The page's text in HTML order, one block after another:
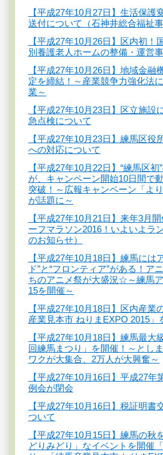
【平成27年10月27日】生活保護
送付について（石神井総合福祉事
【平成27年10月26日】区内初！
別養護老人ホームの整備・運営
【平成27年10月26日】地域金融
定を締結！～産業競争力強化法
業～
【平成27年10月23日】区立施設
急点検について
【平成27年10月23日】練馬区役
への対応について
【平成27年10月22日】“練馬区
が、キャンペーン開始10日間で
突破！～広報キャンペーン「よ
が話題に～
【平成27年10月21日】来年3月
ーフマラソン2016！いよいよラ
のお知らせ）
【平成27年10月18日】練馬には
ド”と“フロンティア”がある！ア
ちのアニメ祭が大盛況☆～練馬
15を開催～
【平成27年10月18日】区内産業
産業見本市 ねりまEXPO 2015」
【平成27年10月18日】練馬最大
回練馬まつり」を開催！～とし
ワクが大集合、2万人が大興奮～
【平成27年10月16日】平成27年
例会が閉会
【平成27年10月16日】税証明書
ついて
【平成27年10月15日】練馬の秋
どりみどり」なイベントを開催